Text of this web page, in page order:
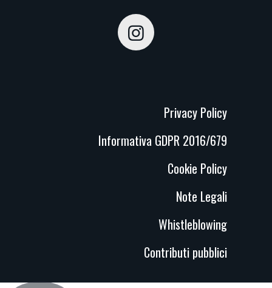
Privacy Policy
Informativa GDPR 2016/679
Cookie Policy
Note Legali
Whistleblowing
Contributi pubblici